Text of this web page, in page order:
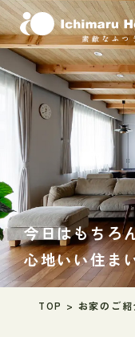
今日はもちろ
心地いい住ま
TOP > お家のご紹